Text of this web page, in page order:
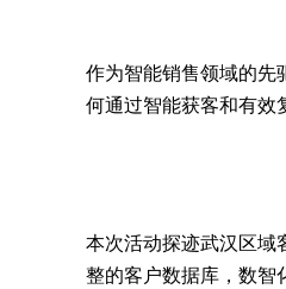
作为智能销售领域的先
何通过智能获客和有效
本次活动探迹武汉区域
整的客户数据库，数智